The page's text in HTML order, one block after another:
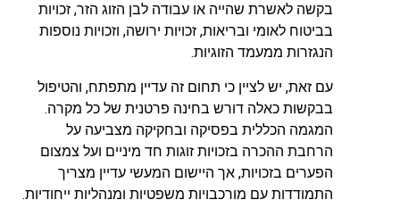
בקשה לאשרת שהייה או עבודה לבן הזוג הזר, זכויות
בביטוח לאומי ובריאות, זכויות ירושה, וזכויות נוספות
הנגזרות ממעמד הזוגיות.
עם זאת, יש לציין כי תחום זה עדיין מתפתח, והטיפול
בבקשות כאלה דורש בחינה פרטנית של כל מקרה.
המגמה הכללית בפסיקה ובחקיקה מצביעה על
הרחבת ההכרה בזכויות זוגות חד מיניים ועל צמצום
הפערים בזכויות, אך היישום המעשי עדיין מצריך
התמודדות עם מורכבויות משפטיות ומנהליות ייחודיות.